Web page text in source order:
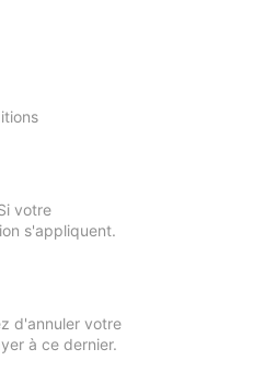
votre
s'appliquent.
d'annuler votre
à ce dernier.